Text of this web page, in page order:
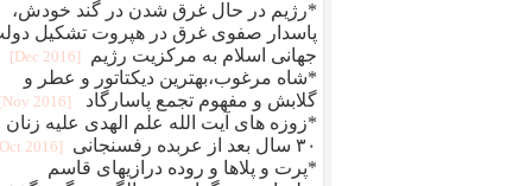
*رژیم در حال غرق شدن در گند خودش،
پاسدار صفوی غرق در هپروت تشکیل
جهانی اسلام ‏به مرکزیت رژیم
[2016 Dec]
*شاه مرغوب،بهترین دیکتاتور و عطر و
گلابش و مفهوم تجمع پاسارگاد ‏
[2016 Nov]
*زوزه های آیت الله علم الهدی علیه زنان
۳۰ سال بعد از عربده رفسنجانی
[2016 Oct]
*پرت و پلاها و روده درازیهای قاسم